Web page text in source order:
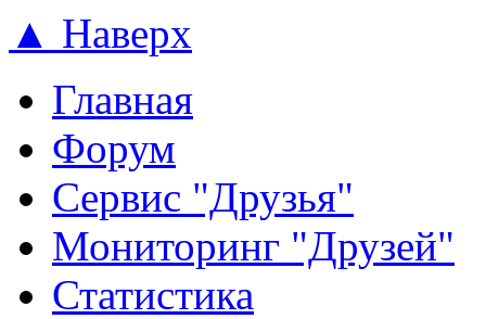
▲ Наверх
Главная
Форум
Сервис "Друзья"
Мониторинг "Друзей"
Статистика